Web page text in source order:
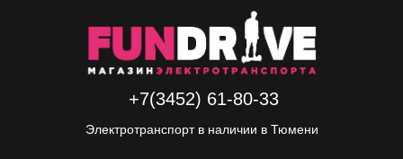
+7(3452) 61-80-33
Электротранспорт в наличии в Тюмени